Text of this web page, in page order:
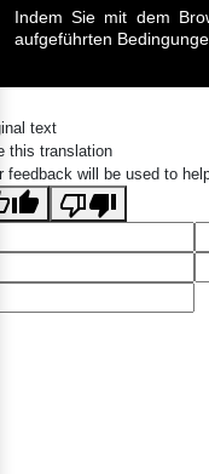
Indem Sie mit dem
aufgeführten
text
this translation
feedback will be used to